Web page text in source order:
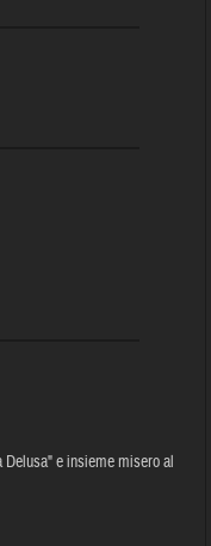
Delusa" e insieme misero al